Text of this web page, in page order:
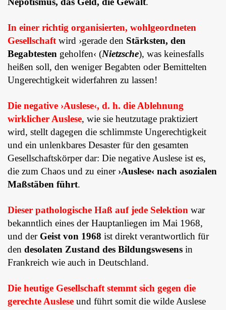
In einer richtig organisierten, wohlgeordneten
Gesellschaftwird ›gerade den Stärksten, den
Begabtesten geholfen‹ (Nietzsche), was keinesfalls
heißen soll, den weniger Begabten oder Bemittelten
Ungerechtigkeit widerfahren zu lassen!
Die negative ›Auslese‹, d. h. die Ablehnung
wirklicher Auslese, wie sie heutzutage prak­tiziert
wird, stellt dagegen die schlimmste Ungerechtigkeit
und ein unlenk­bares Desaster für den gesamten
Gesellschaftskörper dar: Die negative Auslese ist es,
die zum Chaos und zu einer ›Auslese‹ nach asozialen
Maßstäben führt.
Dieser pathologische Haß auf jede Selektion war
bekanntlich eines der Haupt­anliegen im Mai 1968,
und der Geist von 1968 ist direkt verantwortlich für
den desolaten Zustand des Bildungswesens in
Frankreich wie auch in Deutschland.
Die heutige Gesellschaft stemmt sich gegen die
gerechte Auslese und führt somit die wilde Auslese